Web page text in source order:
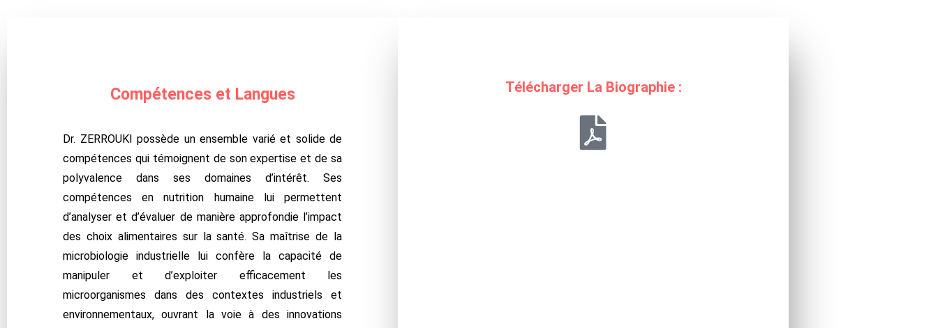
Compétenceset Langues
Dr. ZERROUKI possède un ensemble varié et solide de
compétences qui témoignent de son expertise et de sa
polyvalence dans ses domaines d’intérêt. Ses
compétences en nutrition humaine lui permettent
d’analyser et d’évaluer de manière approfondie l’impact
des choix alimentaires sur la santé. Sa maîtrise de la
microbiologie industrielle lui confère la capacité de
manipuler et d’exploiter efficacement les
microorganismes dans des contextes industriels et
environnementaux, ouvrant la voie à des innovations
Télécharger La Biographie :